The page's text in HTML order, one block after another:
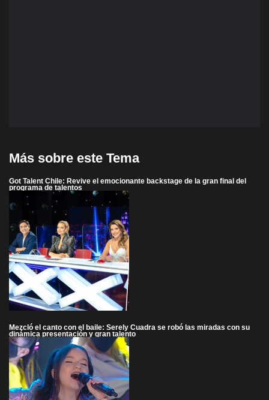
Más sobre este Tema
Got Talent Chile: Revive el emocionante backstage de la gran final del
programa de talentos
Mezcló el canto con el baile: Serely Cuadra se robó las miradas con su
dinámica presentación y gran talento